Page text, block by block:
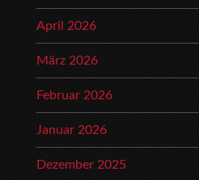
April 2026
März 2026
Februar 2026
Januar 2026
Dezember 2025